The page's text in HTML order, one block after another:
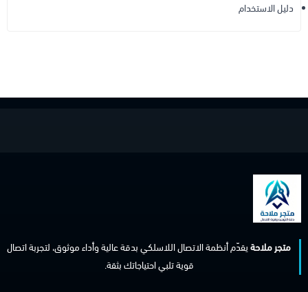
دليل الاستخدام
متجر ملاحةيقدّم أنظمة الاتصال اللاسلكي بدقة عالية وأداء موثوق، لتجربة اتصال
قوية تلبي احتياجاتك بثقة.